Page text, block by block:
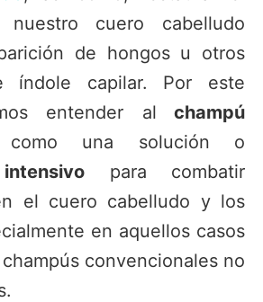
cuero cabelludo
de hongos u otros
índole capilar. Por este
entender al champú
una solución o
para combatir
el cuero cabelludo y los
en aquellos casos
convencionales no